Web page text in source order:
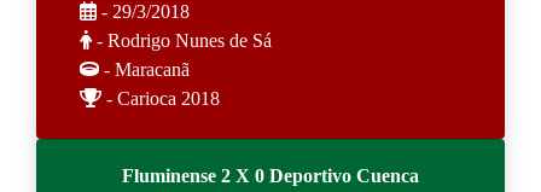
- 29/3/2018
- Rodrigo Nunes de Sá
- Maracanã
- Carioca 2018
Fluminense 2 X 0 Deportivo Cuenca